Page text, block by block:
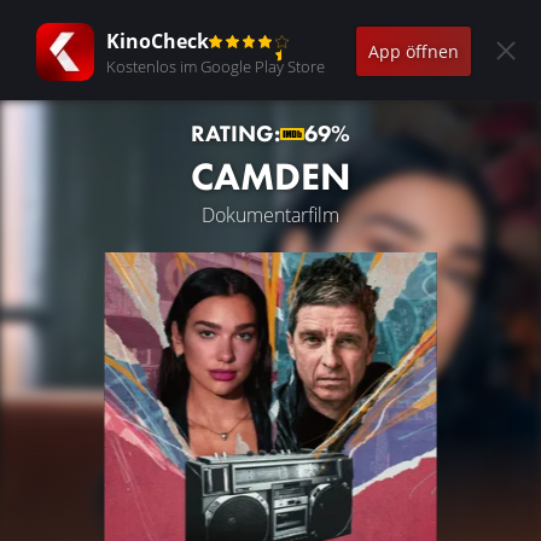
KinoCheck
Kostenlos im Google Play Store
App öffnen
RATING: 69%
CAMDEN
Dokumentarfilm